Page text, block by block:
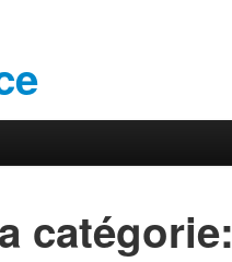
catégorie: